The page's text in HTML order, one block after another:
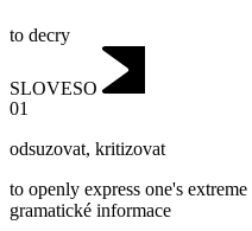
to decry
SLOVESO
01
odsuzovat, kritizovat
to openly express one's
gramatické informace